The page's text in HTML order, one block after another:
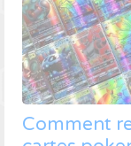
Comment